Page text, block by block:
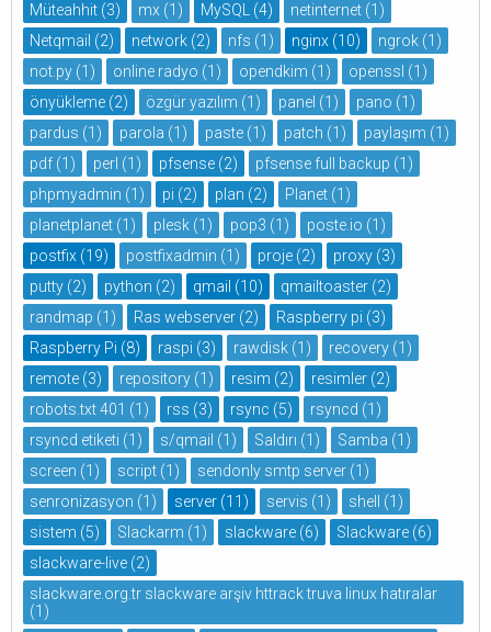
Müteahhit (3) mx (1) MySQL (4) netinternet (1)
Netqmail (2) network (2) nfs (1) nginx (10) ngrok (1)
not.py (1) online radyo (1) opendkim (1) openssl (1)
önyükleme (2) özgür yazılım (1) panel (1) pano (1)
pardus (1) parola (1) paste (1) patch (1) paylaşım (1)
pdf (1) perl (1) pfsense (2) pfsense full backup (1)
phpmyadmin (1) pi (2) plan (2) Planet (1)
planetplanet (1) plesk (1) pop3 (1) poste.io (1)
postfix (19) postfixadmin (1) proje (2) proxy (3)
putty (2) python (2) qmail (10) qmailtoaster (2)
randmap (1) Ras webserver (2) Raspberry pi (3)
Raspberry Pi (8) raspi (3) rawdisk (1) recovery (1)
remote (3) repository (1) resim (2) resimler (2)
robots.txt 401 (1) rss (3) rsync (5) rsyncd (1)
rsyncd etiketi (1) s/qmail (1) Saldırı (1) Samba (1)
screen (1) script (1) sendonly smtp server (1)
senronizasyon (1) server (11) servis (1) shell
(1)
sistem (5) Slackarm (1) slackware (6) Slackware (6)
slackware-live (2)
slackware.org.tr slackware arşiv httrack truva linux hatıralar
(1)